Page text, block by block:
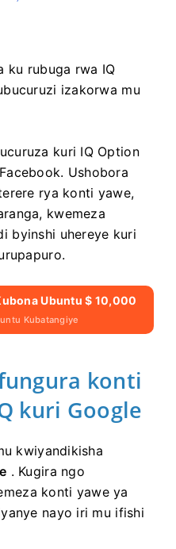
ku rubuga rwa IQ
izakorwa mu
kuri IQ Option
Ushobora
rya konti yawe,
kwemeza
byinshi uhereye kuri
Ubuntu $ 10,000
Kubatangiye
konti
kuri Google
kwiyandikisha
. Kugira ngo
konti yawe ya
nayo iri mu ifishi